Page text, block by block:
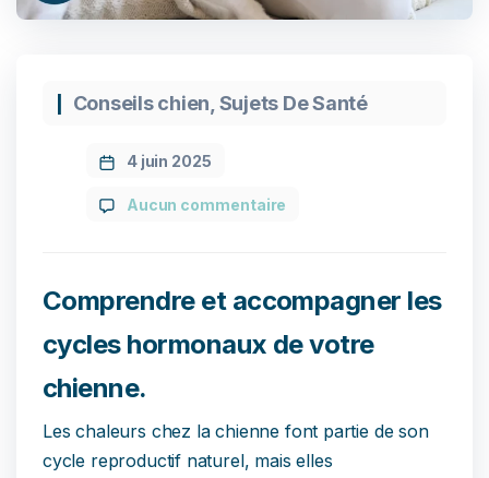
Conseils chien Sujets De Santé
4 juin 2025
Aucun commentaire
Comprendre et accompagner les
cycles hormonaux de votre
chienne.
Les chaleurs chez la chienne font partie de son
cycle reproductif naturel, mais elles